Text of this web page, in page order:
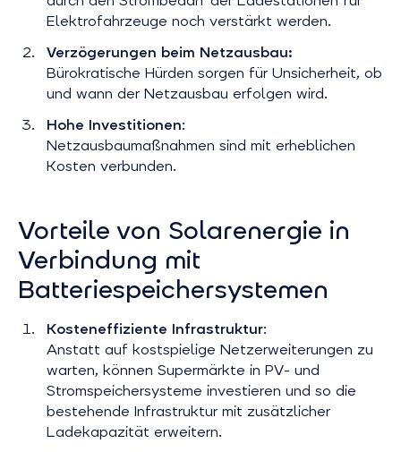
Elektrofahrzeuge noch verstärkt werden.
Verzögerungen beim Netzausbau:
Bürokratische Hürden sorgen für Unsicherheit, ob
und wann der Netzausbau erfolgen wird.
Hohe Investitionen:
Netzausbaumaßnahmen sind mit erheblichen
Kosten verbunden.
Vorteile von Solarenergie in
Verbindung mit
Batteriespeichersystemen
Kosteneffiziente Infrastruktur:
Anstatt auf kostspielige Netzerweiterungen zu
warten, können Supermärkte in PV- und
Stromspeichersysteme investieren und so die
bestehende Infrastruktur mit zusätzlicher
Ladekapazität erweitern.